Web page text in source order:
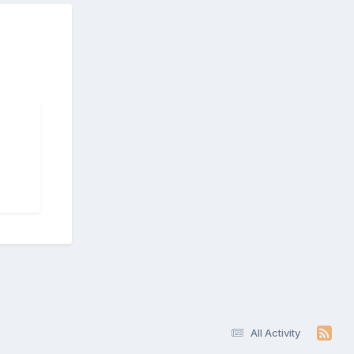
All Activity